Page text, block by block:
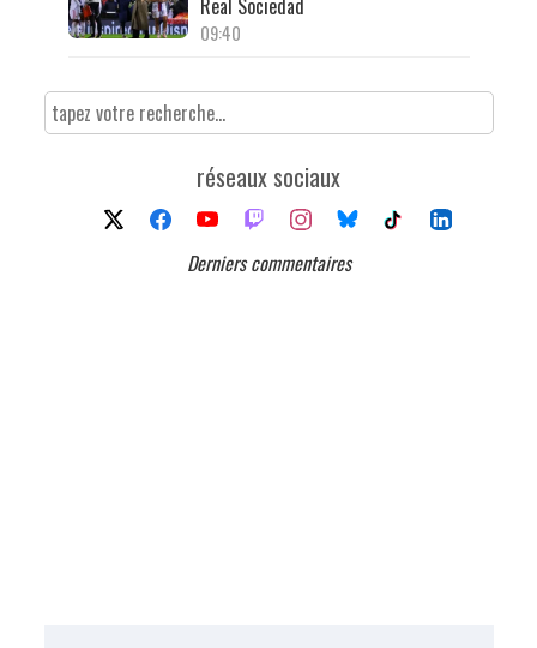
Real Sociedad
09:40
réseaux sociaux
Derniers commentaires